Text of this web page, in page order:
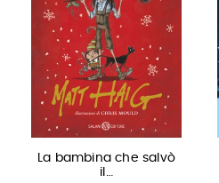
La bambina che salvò
il…